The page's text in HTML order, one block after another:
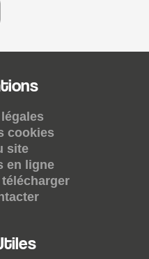
cookies
site
en ligne